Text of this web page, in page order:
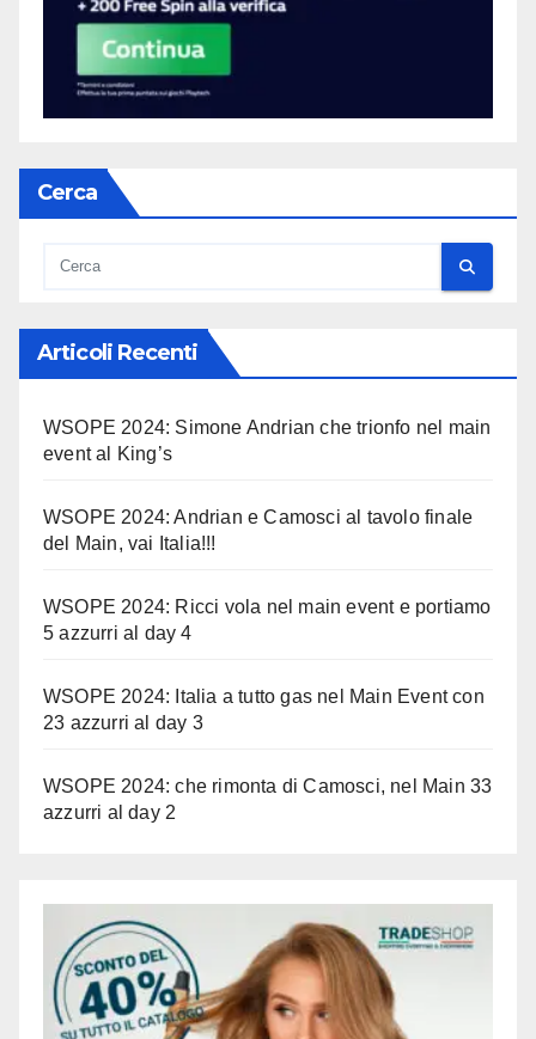
Cerca
Articoli Recenti
WSOPE 2024: Simone Andrian che trionfo nel main
event al King’s
WSOPE 2024: Andrian e Camosci al tavolo finale
del Main, vai Italia!!!
WSOPE 2024: Ricci vola nel main event e portiamo
5 azzurri al day 4
WSOPE 2024: Italia a tutto gas nel Main Event con
23 azzurri al day 3
WSOPE 2024: che rimonta di Camosci, nel Main 33
azzurri al day 2